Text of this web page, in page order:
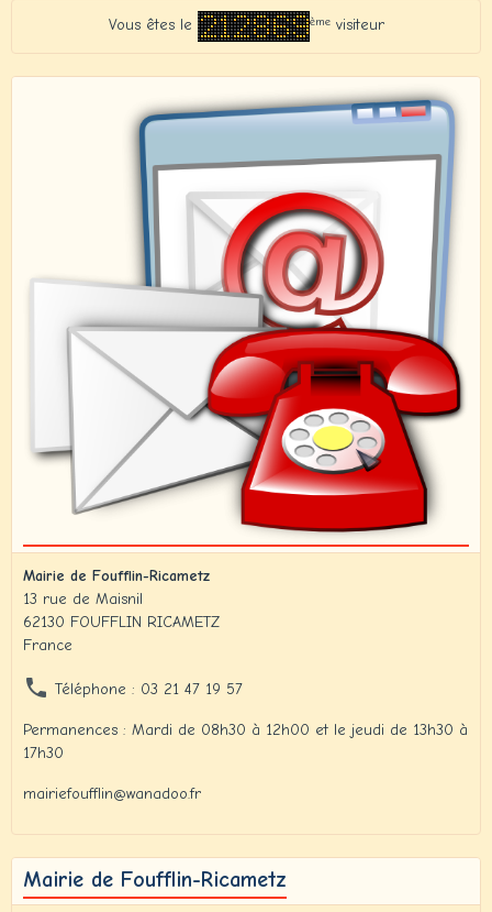
Vous êtes le èmevisiteur
Mairie de Foufflin-Ricametz
13 rue de Maisnil
62130 FOUFFLIN RICAMETZ
France
Téléphone : 03 21 47 19 57
Permanences : Mardi de 08h30 à 12h00 et le jeudi de 13h30 à
17h30
mairiefoufflin@wanadoo.fr
Mairie de Foufflin-Ricametz